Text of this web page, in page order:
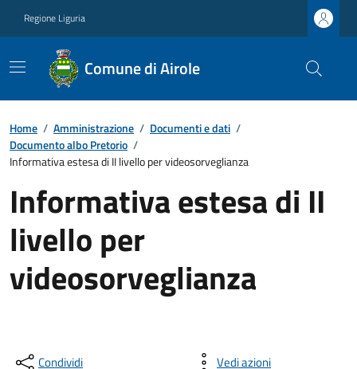
Regione Liguria
Comune di Airole
Home / Amministrazione / Documenti e dati /
Documento albo Pretorio /
Informativa estesa di II livello per videosorveglianza
Informativa estesa di II
livello per
videosorveglianza
Condividi Vedi azioni